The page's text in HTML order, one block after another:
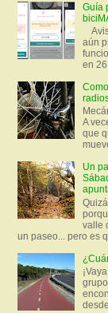
Guía
aún
en
A
que
Un
valle
un paseo... pero es